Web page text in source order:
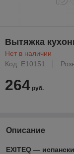
Вытяжка
Нет в наличии
Код: E10151
264 руб.
Описание
EXITEQ —